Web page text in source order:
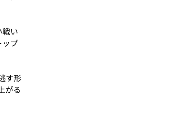
い
ップ
す形
がる